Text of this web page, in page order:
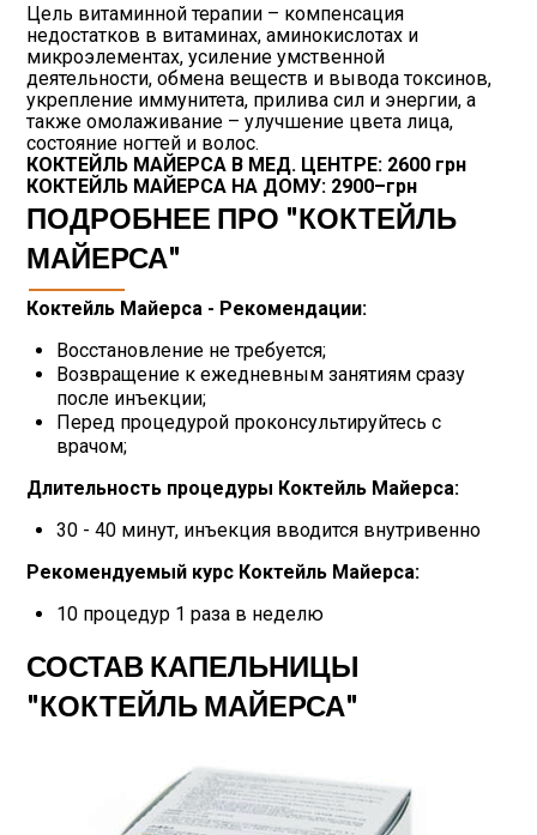
Цель витаминной терапии – компенсация
недостатков в витаминах, аминокислотах и
микроэлементах, усиление умственной
деятельности, обмена веществ и вывода токсинов,
укрепление иммунитета, прилива сил и энергии, а
также омолаживание – улучшение цвета лица,
состояние ногтей и волос.
КОКТЕЙЛЬ МАЙЕРСА В МЕД. ЦЕНТРЕ: 2600 грн
КОКТЕЙЛЬ МАЙЕРСА НА ДОМУ: 2900–грн
ПОДРОБНЕЕ ПРО "КОКТЕЙЛЬ
МАЙЕРСА"
Коктейль Майерса - Рекомендации:
Восстановление не требуется;
Возвращение к ежедневным занятиям сразу
после инъекции;
Перед процедурой проконсультируйтесь с
врачом;
Длительность процедуры Коктейль Майерса:
30 - 40 минут, инъекция вводится внутривенно
Рекомендуемый курс Коктейль Майерса:
10 процедур 1 раза в неделю
СОСТАВ КАПЕЛЬНИЦЫ
"КОКТЕЙЛЬ МАЙЕРСА"